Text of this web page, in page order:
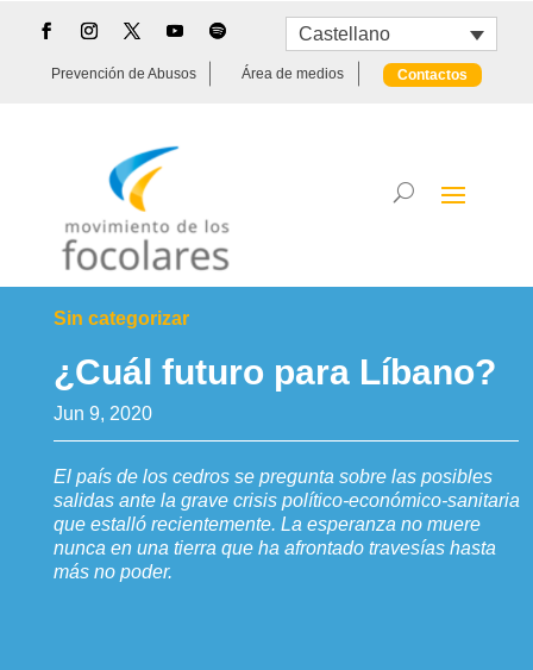
Castellano
Prevención de Abusos Área de medios Contactos
Sin categorizar
¿Cuál futuro para Líbano?
Jun 9, 2020
El país de los cedros se pregunta sobre las posibles
salidas ante la grave crisis político-económico-sanitaria
que estalló recientemente. La esperanza no muere
nunca en una tierra que ha afrontado travesías hasta
más no poder.